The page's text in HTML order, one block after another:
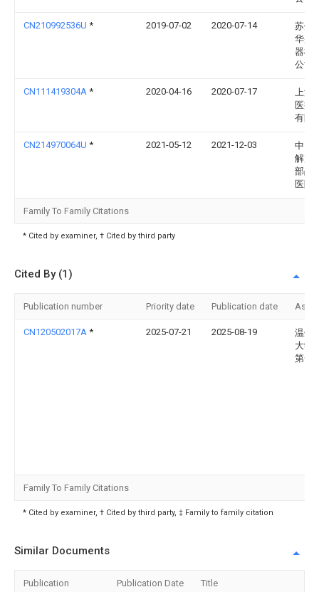
CN210992536U * 2019-07-02 2020-07-14
苏州
华盛
器械
公司
CN111419304A * 2020-04-16 2020-07-17
上海
医疗
有限
CN214970064U * 2021-05-12 2021-12-03
中国
解放
部战
医院
Family To Family Citations
* Cited by examiner, † Cited by third party
Cited By (1)
Publication number Priority date Publication date
CN120502017A * 2025-07-21 2025-08-19
温州
大学
第一
Family To Family Citations
* Cited by examiner, † Cited by third party, ‡ Family to family citation
Similar Documents
Publication Publication Date Title